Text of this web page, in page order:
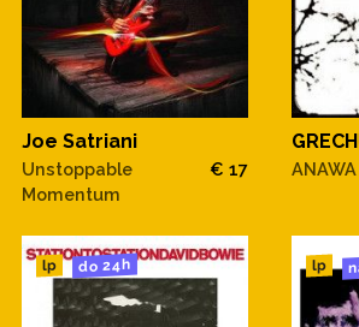
Joe Satriani
Unstoppable
Momentum
€ 17 ANAWA
lp do 24h lp